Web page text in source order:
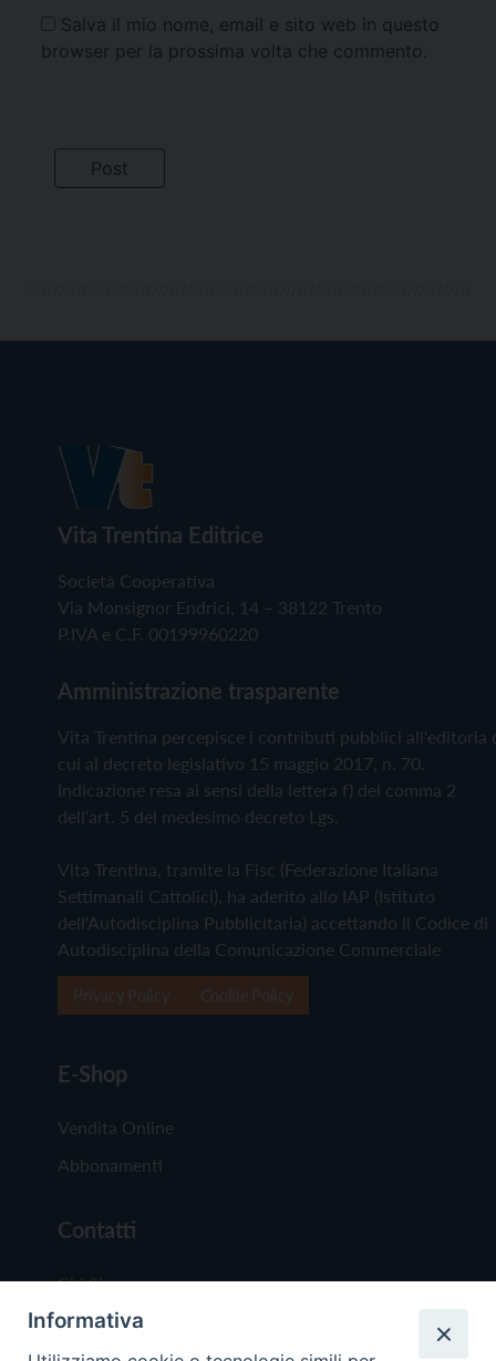
Salva il mio nome, email e sito web in questo
browser per la prossima volta che commento.
Vita Trentina Editrice
Società Cooperativa
Via Monsignor Endrici, 14 – 38122 Trento
P.IVA e C.F. 00199960220
Amministrazione trasparente
Vita Trentina percepisce i contributi pubblici all'editoria
cui al decreto legislativo 15 maggio 2017, n. 70.
Indicazione resa ai sensi della lettera f) del comma 2
dell'art. 5 del medesimo decreto Lgs.
Vita Trentina, tramite la Fisc (Federazione Italiana
Settimanali Cattolici), ha aderito allo IAP (Istituto
dell'Autodisciplina Pubblicitaria) accettando il Codice di
Autodisciplina della Comunicazione Commerciale
E-Shop
Vendita Online
Abbonamenti
Contatti
Chi Siamo
Redazione
Informativa